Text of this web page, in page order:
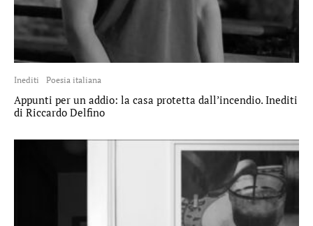
Inediti Poesia italiana
Appunti per un addio: la casa protetta dall’incendio. Inediti
di Riccardo Delfino